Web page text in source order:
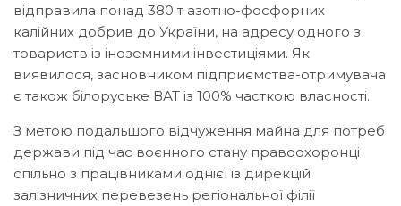
відправила понад 380 т азотно-фосфорних
калійних добрив до України, на адресу одного з
товариств із іноземними інвестиціями. Як
виявилося, засновником підприємства-отримувача
є також білоруське ВАТ із 100% часткою власності.
З метою подальшого відчуження майна для потреб
держави під час воєнного стану правоохоронці
спільно з працівниками однієї із дирекцій
залізничних перевезень регіональної філії